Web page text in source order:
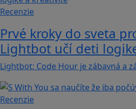
Recenzie
Prvé kroky do sveta
Lightbot učí deti
Lightbot: Code Hour je zábavná a
Recenzie